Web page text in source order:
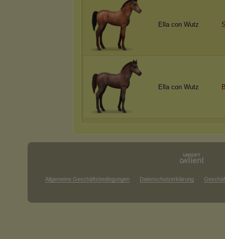
Ella con Wutz
Ella con Wutz
Allgemeine Geschäftsbedingungen Datenschutzerklärung